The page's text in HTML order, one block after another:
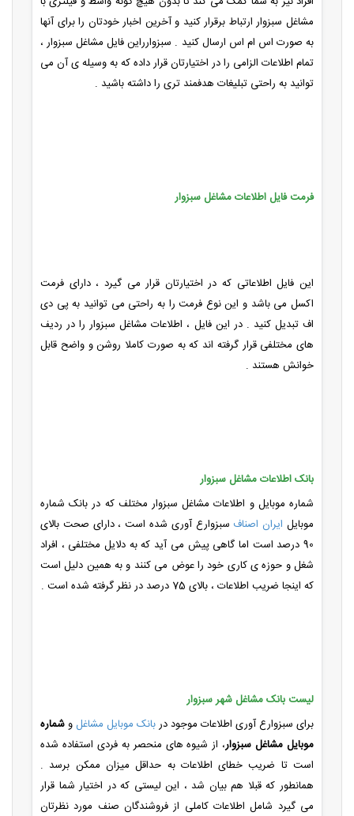
مشاغل سبزوار ارتباط برقرار کنید و آخرین اخبار خودتان را برای آنها
به صورت اس ام اس ارسال کنید . سبزوارراین فایل مشاغل سبزوار ،
تمام اطلاعات الزامی را در اختیارتان قرار داده که به وسیله ی آن می
توانید به راحتی تبلیغات هدفمند تری را داشته باشید .
فرمت فایل اطلاعات مشاغل سبزوار
این فایل اطلاعاتی که در اختیارتان قرار می گیرد ، دارای فرمت
اکسل می باشد و این نوع فرمت را به راحتی می توانید به پی دی
اف تبدیل کنید . در این فایل ، اطلاعات مشاغل سبزوار را در ردیف
های مختلفی قرار گرفته اند که به صورت کاملا روشن و واضح قابل
خوانش هستند .
بانک اطلاعات مشاغل سبزوار
شماره موبایل و اطلاعات مشاغل سبزوار مختلف که در بانک شماره
موبایل ایران اصناف سبزوارع آوری شده است ، دارای صحت بالای
90 درصد است اما گاهی پیش می آید که به دلایل مختلفی ، افراد
شغل و حوزه ی کاری خود را عوض می کنند و به همین دلیل است
که اینجا ضریب اطلاعات ، بالای 75 درصد در نظر گرفته شده است .
لیست بانک مشاغل شهر سبزوار
برای سبزوارع آوری اطلاعات موجود دربانک موبایل مشاغلوشماره
موبایل مشاغل سبزوار، از شیوه های منحصر به فردی استفاده شده
است تا ضریب خطای اطلاعات به حداقل میزان ممکن برسد .
همانطور که قبلا هم بیان شد ، این لیستی که در اختیار شما قرار
می گیرد شامل اطلاعات کاملی از فروشندگان صنف مورد نظرتان